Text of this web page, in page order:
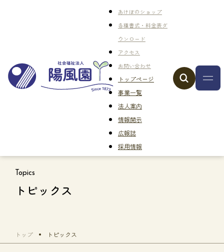
あけぼのショップ
各種書式・料金表ダ
ウンロード
アクセス
お問い合わせ
トップページ
事業一覧
法人案内
情報開示
広報誌
採用情報
Topics
トピックス
トップ トピックス